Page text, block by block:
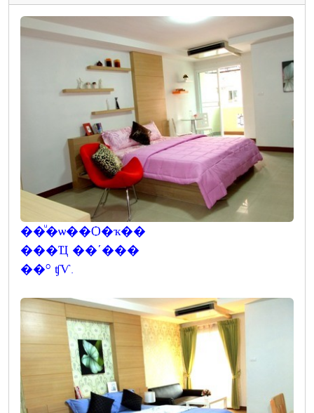
��ͧ�ѡ��Ѻ�ҡ��
���Ҵ ��ʹ���
��º ʧѴ.